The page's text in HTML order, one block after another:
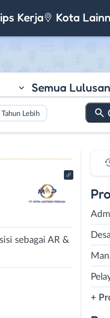
Kerja Kota
Semua Lulusan
Tahun Lebih
sebagai AR &
+